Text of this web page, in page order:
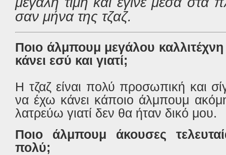
σαν μήνα της τζαζ.
Ποιο άλμπουμ μεγάλου καλλιτέχνη
κάνει εσύ και γιατί;
Η τζαζ είναι πολύ προσωπική και
να έχω κάνει κάποιο άλμπουμ
λατρεύω γιατί δεν θα ήταν δικό μου.
Ποιο άλμπουμ άκουσες
πολύ;